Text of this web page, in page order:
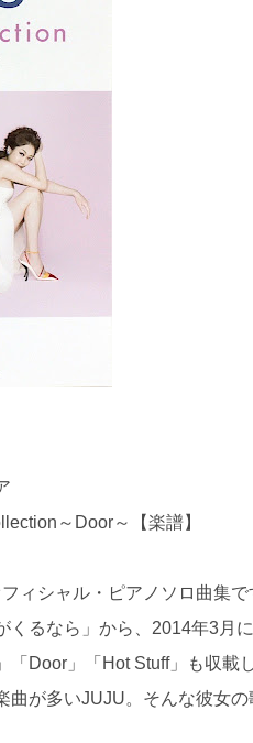
～Door～【楽譜】
ィシャル・ピアノソロ曲集で
くるなら」から、2014年3
「Door」「Hot Stuff」も収載
曲が多いJUJU。そんな彼女